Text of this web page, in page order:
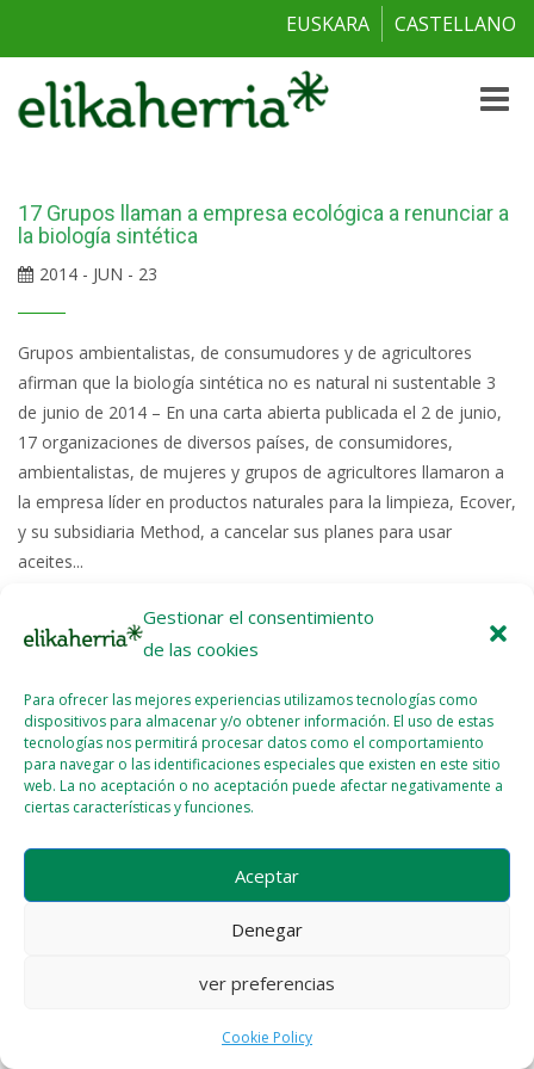
Gestionar el consentimiento
de las cookies
Para ofrecer las mejores experiencias utilizamos tecnologías como
dispositivos para almacenar y/o obtener información. El uso de estas
tecnologías nos permitirá procesar datos como el comportamiento
para navegar o las identificaciones especiales que existen en este sitio
web. La no aceptación o no aceptación puede afectar negativamente a
ciertas características y funciones.
Aceptar
Denegar
ver preferencias
Cookie Policy
EUSKARA CASTELLANO
Toggle
17 Grupos llaman a empresa ecológica a renunciar a
la biología sintética
2014 - JUN - 23
Grupos ambientalistas, de consumudores y de agricultores
afirman que la biología sintética no es natural ni sustentable 3
de junio de 2014 – En una carta abierta publicada el 2 de junio,
17 organizaciones de diversos países, de consumidores,
ambientalistas, de mujeres y grupos de agricultores llamaron a
la empresa líder en productos naturales para la limpieza, Ecover,
y su subsidiaria Method, a cancelar sus planes para usar
aceites...
Read More >>
Licencia del contenido